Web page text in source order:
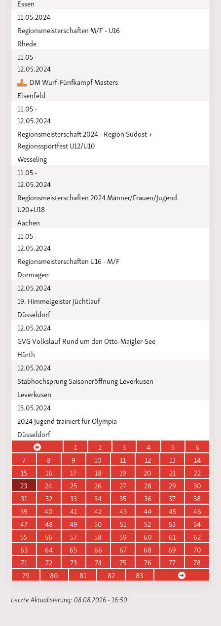
Essen
11.05.2024
Regionsmeisterschaften M/F - U16
Rhede
11.05 -
12.05.2024
DM Wurf-Fünfkampf Masters
Elsenfeld
11.05 -
12.05.2024
Regionsmeisterschaft 2024 - Region Südost +
Regionssportfest U12/U10
Wesseling
11.05 -
12.05.2024
Regionsmeisterschaften 2024 Männer/Frauen/Jugend
U20+U18
Aachen
11.05 -
12.05.2024
Regionsmeisterschaften U16 - M/F
Dormagen
12.05.2024
19. Himmelgeister Jüchtlauf
Düsseldorf
12.05.2024
GVG Volkslauf Rund um den Otto-Maigler-See
Hürth
12.05.2024
Stabhochsprung Saisoneröffnung Leverkusen
Leverkusen
15.05.2024
2024 Jugend trainiert für Olympia
Düsseldorf
1
2 3 4 5
6
7
8 9 10 11 12 13
14
15
16 17 18 19 20 21
22
23
24 25 26 27 28 29
30
31
32 33 34 35 36 37
38
39
40 41 42 43 44 45
46
47
48 49 50 51 52 53
54
55
56 57 58 59 60 61
62
63
64 65 66 67 68 69
70
71
72 73 74 75 76 77
78
79
80 81 82 83
Letzte Aktualisierung: 08.08.2026 - 16:50